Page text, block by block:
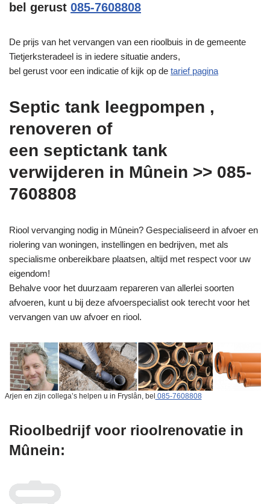
bel gerust 085-7608808
De prijs van het vervangen van een rioolbuis in de gemeente
Tietjerksteradeel is in iedere situatie anders,
bel gerust voor een indicatie of kijk op de tarief pagina
Septic tank leegpompen ,
renoveren of
een septictank tank
verwijderen in Mûnein >> 085-
7608808
Riool vervanging nodig in Mûnein? Gespecialiseerd in afvoer en
riolering van woningen, instellingen en bedrijven, met als
specialisme onbereikbare plaatsen, altijd met respect voor uw
eigendom!
Behalve voor het duurzaam repareren van allerlei soorten
afvoeren, kunt u bij deze afvoerspecialist ook terecht voor het
vervangen van uw afvoer en riool.
Arjen en zijn collega’s helpen u in Fryslân, bel 085-7608808
Rioolbedrijf voor rioolrenovatie in
Mûnein: